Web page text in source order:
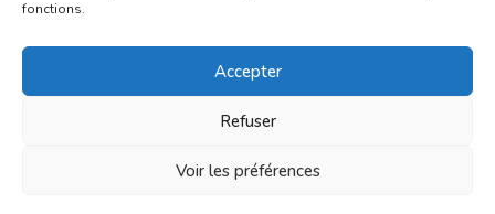
fonctions.
Accepter
Refuser
Voir les préférences
💬 Service client réactif
Bulle de bonne heure - RCS numéro 852 297 449 R.C.S. Melun